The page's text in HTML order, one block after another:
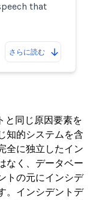
that
さらに読む
と同じ原因要素を
知的システムを含
全に独立したイン
なく、データベー
トの元にインシデ
。インシデントデ